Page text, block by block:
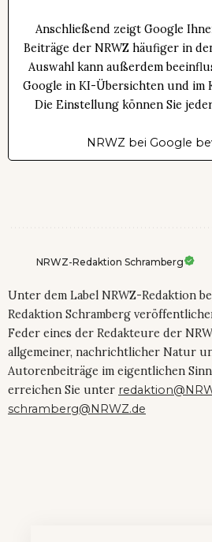
Anschließend zeigt Google
Beiträge der NRWZ häufiger in
Auswahl kann außerdem
Google in KI-Übersichten und im
Die Einstellung können Sie
NRWZ bei Google
NRWZ-Redaktion Schramberg
Unter dem Label NRWZ-Redaktion
Redaktion Schramberg
Feder eines der Redakteure der
allgemeiner, nachrichtlicher Natur
Autorenbeiträge im eigentlichen
erreichen Sie unter
schramberg@NRWZ.de